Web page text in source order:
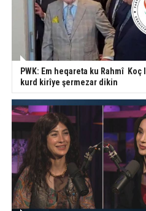
PWK: Em heqareta ku Rahmî Koç
kurd kirîye şermezar dikin